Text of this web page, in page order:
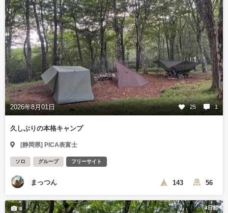
2026年8月01日 25 1
久しぶりの本格キャンプ
[静岡県] PICA表富士
ソロ グループ フリーサイト
まっつん 143 56
4日前
8